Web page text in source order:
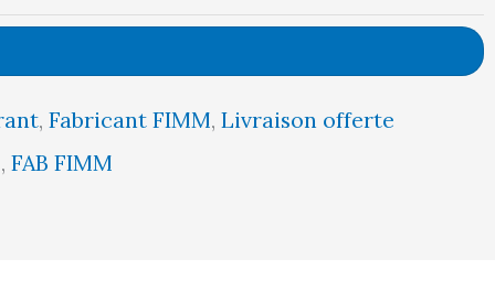
, Fabricant FIMM, Livraison offerte
, FAB FIMM